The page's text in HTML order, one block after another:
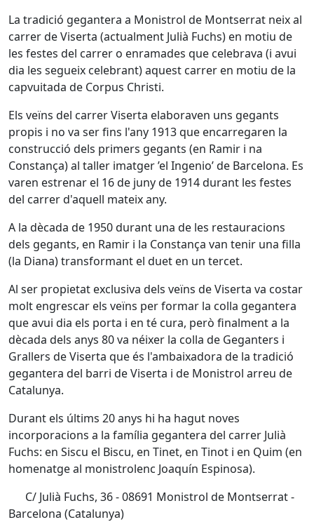
La tradició gegantera a Monistrol de Montserrat neix al
carrer de Viserta (actualment Julià Fuchs) en motiu de
les festes del carrer o enramades que celebrava (i avui
dia les segueix celebrant) aquest carrer en motiu de la
capvuitada de Corpus Christi.
Els veïns del carrer Viserta elaboraven uns gegants
propis i no va ser fins l'any 1913 que encarregaren la
construcció dels primers gegants (en Ramir i na
Constança) al taller imatger ’el Ingenio’ de Barcelona. Es
varen estrenar el 16 de juny de 1914 durant les festes
del carrer d'aquell mateix any.
A la dècada de 1950 durant una de les restauracions
dels gegants, en Ramir i la Constança van tenir una filla
(la Diana) transformant el duet en un tercet.
Al ser propietat exclusiva dels veïns de Viserta va costar
molt engrescar els veïns per formar la colla gegantera
que avui dia els porta i en té cura, però finalment a la
dècada dels anys 80 va néixer la colla de Geganters i
Grallers de Viserta que és l'ambaixadora de la tradició
gegantera del barri de Viserta i de Monistrol arreu de
Catalunya.
Durant els últims 20 anys hi ha hagut noves
incorporacions a la família gegantera del carrer Julià
Fuchs: en Siscu el Biscu, en Tinet, en Tinot i en Quim (en
homenatge al monistrolenc Joaquín Espinosa).
C/ Julià Fuchs, 36 - 08691 Monistrol de Montserrat -
Barcelona (Catalunya)